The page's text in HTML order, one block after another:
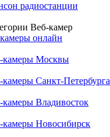
радиостанции
Веб-камер
онлайн
камеры Москвы
камеры Санкт-Петербурга
камеры Владивосток
камеры Новосибирск